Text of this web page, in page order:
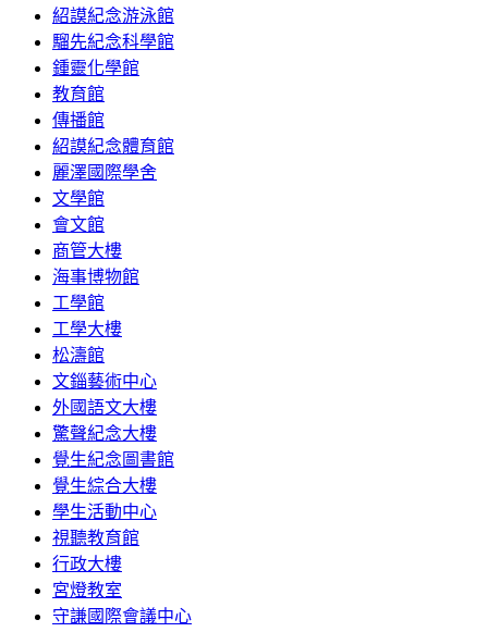
紹謨紀念游泳館
騮先紀念科學館
鍾靈化學館
教育館
傳播館
紹謨紀念體育館
麗澤國際學舍
文學館
會文館
商管大樓
海事博物館
工學館
工學大樓
松濤館
文錙藝術中心
外國語文大樓
驚聲紀念大樓
覺生紀念圖書館
覺生綜合大樓
學生活動中心
視聽教育館
行政大樓
宮燈教室
守謙國際會議中心